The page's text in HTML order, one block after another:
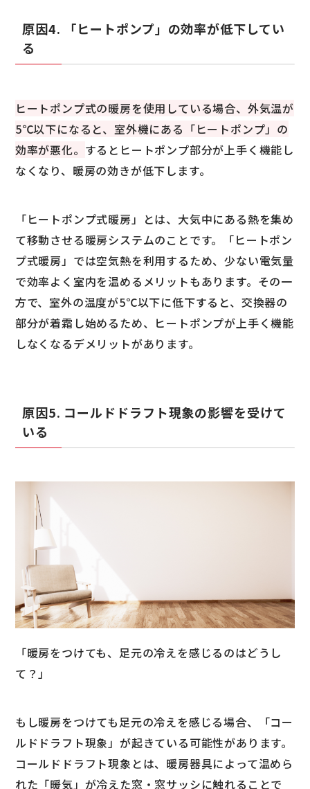
原因4. 「ヒートポンプ」の効率が低下してい
る
ヒートポンプ式の暖房を使用している場合、外気温が
5℃以下になると、室外機にある「ヒートポンプ」の
効率が悪化。 するとヒートポンプ部分が上手く機能し
なくなり、暖房の効きが低下します。
「ヒートポンプ式暖房」とは、大気中にある熱を集め
て移動させる暖房システムのことです。「ヒートポン
プ式暖房」では空気熱を利用するため、少ない電気量
で効率よく室内を温めるメリットもあります。その一
方で、室外の温度が5℃以下に低下すると、交換器の
部分が着霜し始めるため、ヒートポンプが上手く機能
しなくなるデメリットがあります。
原因5. コールドドラフト現象の影響を受けて
いる
「暖房をつけても、足元の冷えを感じるのはどうし
て？」
もし暖房をつけても足元の冷えを感じる場合、「コー
ルドドラフト現象」が起きている可能性があります。
コールドドラフト現象とは、暖房器具によって温めら
れた「暖気」が冷えた窓・窓サッシに触れることで